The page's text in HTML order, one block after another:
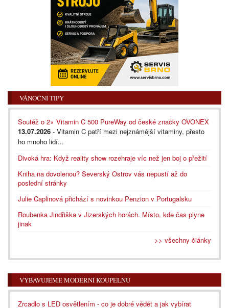
VÁNOČNÍ TIPY
Soutěž o 2× Vitamin C 500 PureWay od české značky OVONEX
13.07.2026 - Vitamin C patří mezi nejznámější vitaminy, přesto
ho mnoho lidí...
Divoká hra: Když reality show rozehraje víc než jen boj o přežití
Kniha na dovolenou? Severský Ostrov vás nepustí až do
poslední stránky
Julie Caplinová přichází s novinkou Penzion v Portugalsku
Roubenka Jindřiška v Jizerských horách. Místo, kde čas plyne
jinak
>> všechny články
VYBAVUJEME MODERNÍ KOUPELNU
Zrcadlo s LED osvětlením - co je dobré vědět a jak vybírat